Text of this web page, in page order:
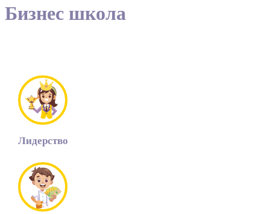
Бизнес школа
Лидерство